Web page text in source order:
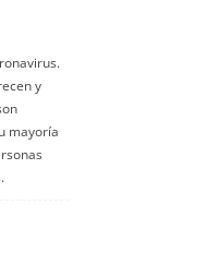
y
mayoría